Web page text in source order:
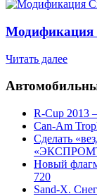
Модификация
Читать далее
R-Cup 2013
Can-Am
Сделать
Новый
720
Sand-X.